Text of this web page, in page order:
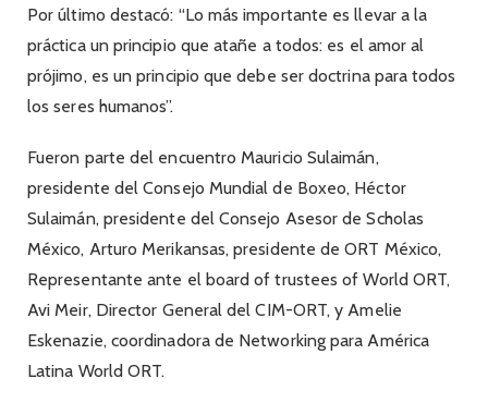
Por último destacó: “Lo más importante es llevar a la
práctica un principio que atañe a todos: es el amor al
prójimo, es un principio que debe ser doctrina para todos
los seres humanos”.
Fueron parte del encuentro Mauricio Sulaimán,
presidente del Consejo Mundial de Boxeo, Héctor
Sulaimán, presidente del Consejo Asesor de Scholas
México, Arturo Merikansas, presidente de ORT México,
Representante ante el board of trustees of World ORT,
Avi Meir, Director General del CIM-ORT, y Amelie
Eskenazie, coordinadora de Networking para América
Latina World ORT.